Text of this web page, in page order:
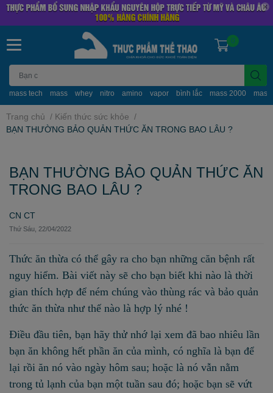
mass tech mass whey nitro amino vapor bình lắc mass 2000
0
Trang chủ / Kiến thức sức khỏe /
BẠN THƯỜNG BẢO QUẢN THỨC ĂN TRONG BAO LÂU ?
BẠN THƯỜNG BẢO QUẢN THỨC ĂN
TRONG BAO LÂU ?
CN CT
Thứ Sáu, 22/04/2022
Thức ăn thừa có thể gây ra cho bạn những căn bệnh rất
nguy hiểm. Bài viết này sẽ cho bạn biết khi nào là thời
gian thích hợp để ném chúng vào thùng rác và bảo quản
thức ăn thừa như thế nào là hợp lý nhé !
Điều đầu tiên, bạn hãy thử nhớ lại xem đã bao nhiêu lần
bạn ăn không hết phần ăn của mình, có nghĩa là bạn để
lại rồi ăn nó vào ngày hôm sau; hoặc là nó vẫn nằm
trong tủ lạnh của bạn một tuần sau đó; hoặc bạn sẽ vứt